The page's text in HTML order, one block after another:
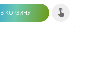
В КОРЗИНУ